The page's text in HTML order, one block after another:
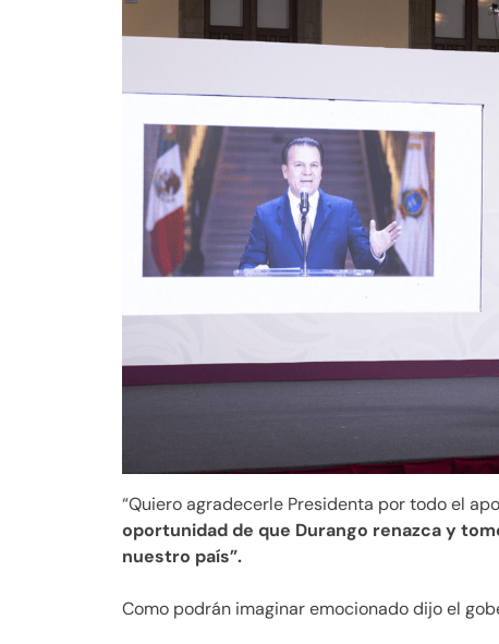
“Quiero agradecerle Presidenta por todo el
oportunidad de que Durango renazca y
nuestro país”.
Como podrán imaginar emocionado dijo el